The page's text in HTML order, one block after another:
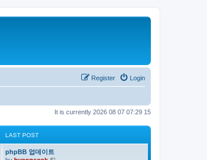
Login
Register
It is currently 2026 08 07 07:29 15
LAST POST
phpBB 업데이트